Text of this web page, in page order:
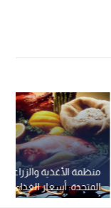
منظمة الأغذية والزراعة
المتحدة: أسعار الغذاء
أعلى مستوى منذ 3 سنوات ونصف